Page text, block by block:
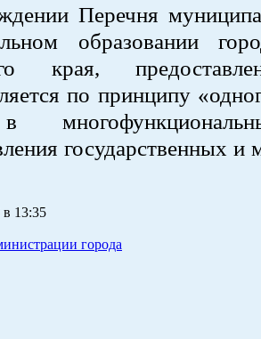
Перечня
образовании
края,
по принципу
государственных и
в 13:35
города